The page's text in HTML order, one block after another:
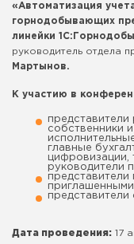
«Автоматизация
горнодобывающих
линейки
руководитель отдела
Мартынов.
К участию в
собственники
главные
цифровизации,
руководители
Дата проведения: 17